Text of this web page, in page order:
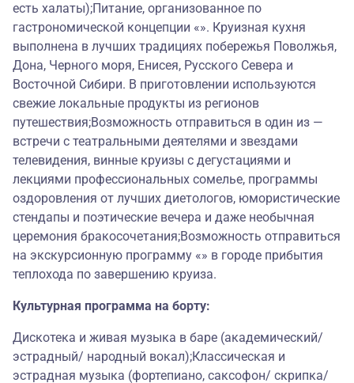
есть халаты);Питание, организованное по
гастрономической концепции «». Круизная кухня
выполнена в лучших традициях побережья Поволжья,
Дона, Черного моря, Енисея, Русского Севера и
Восточной Сибири. В приготовлении используются
свежие локальные продукты из регионов
путешествия;Возможность отправиться в один из —
встречи с театральными деятелями и звездами
телевидения, винные круизы с дегустациями и
лекциями профессиональных сомелье, программы
оздоровления от лучших диетологов, юмористические
стендапы и поэтические вечера и даже необычная
церемония бракосочетания;Возможность отправиться
на экскурсионную программу «» в городе прибытия
теплохода по завершению круиза.
Культурная программа на борту:
Дискотека и живая музыка в баре (академический/
эстрадный/ народный вокал);Классическая и
эстрадная музыка (фортепиано, саксофон/ скрипка/